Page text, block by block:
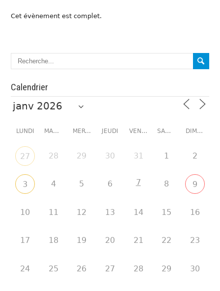
Cet évènement est complet.
Calendrier
LUNDI MARDI MERCREDI JEUDI VENDREDI SAMEDI DIMANCHE
27 28 29 30 31 1 2
3 4 5 6 7 8 9
10 11 12 13 14 15 16
17 18 19 20 21 22 23
24 25 26 27 28 29 30